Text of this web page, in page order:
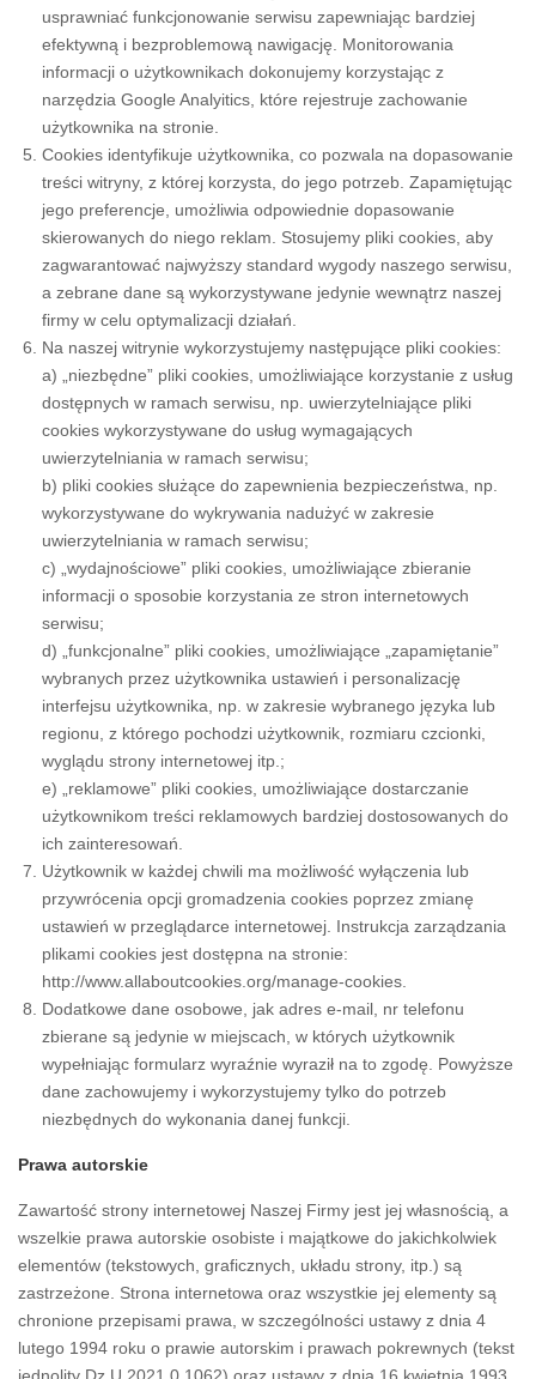
usprawniać funkcjonowanie serwisu zapewniając bardziej
efektywną i bezproblemową nawigację. Monitorowania
informacji o użytkownikach dokonujemy korzystając z
narzędzia Google Analyitics, które rejestruje zachowanie
użytkownika na stronie.
Cookies identyfikuje użytkownika, co pozwala na dopasowanie
treści witryny, z której korzysta, do jego potrzeb. Zapamiętując
jego preferencje, umożliwia odpowiednie dopasowanie
skierowanych do niego reklam. Stosujemy pliki cookies, aby
zagwarantować najwyższy standard wygody naszego serwisu,
a zebrane dane są wykorzystywane jedynie wewnątrz naszej
firmy w celu optymalizacji działań.
Na naszej witrynie wykorzystujemy następujące pliki cookies:
a) „niezbędne” pliki cookies, umożliwiające korzystanie z usług
dostępnych w ramach serwisu, np. uwierzytelniające pliki
cookies wykorzystywane do usług wymagających
uwierzytelniania w ramach serwisu;
b) pliki cookies służące do zapewnienia bezpieczeństwa, np.
wykorzystywane do wykrywania nadużyć w zakresie
uwierzytelniania w ramach serwisu;
c) „wydajnościowe” pliki cookies, umożliwiające zbieranie
informacji o sposobie korzystania ze stron internetowych
serwisu;
d) „funkcjonalne” pliki cookies, umożliwiające „zapamiętanie”
wybranych przez użytkownika ustawień i personalizację
interfejsu użytkownika, np. w zakresie wybranego języka lub
regionu, z którego pochodzi użytkownik, rozmiaru czcionki,
wyglądu strony internetowej itp.;
e) „reklamowe” pliki cookies, umożliwiające dostarczanie
użytkownikom treści reklamowych bardziej dostosowanych do
ich zainteresowań.
Użytkownik w każdej chwili ma możliwość wyłączenia lub
przywrócenia opcji gromadzenia cookies poprzez zmianę
ustawień w przeglądarce internetowej. Instrukcja zarządzania
plikami cookies jest dostępna na stronie:
http://www.allaboutcookies.org/manage-cookies
Dodatkowe dane osobowe, jak adres e-mail, nr telefonu
zbierane są jedynie w miejscach, w których użytkownik
wypełniając formularz wyraźnie wyraził na to zgodę. Powyższe
dane zachowujemy i wykorzystujemy tylko do potrzeb
niezbędnych do wykonania danej funkcji.
Prawa autorskie
Zawartość strony internetowej Naszej Firmy jest jej własnością, a
wszelkie prawa autorskie osobiste i majątkowe do jakichkolwiek
elementów (tekstowych, graficznych, układu strony, itp.) są
zastrzeżone. Strona internetowa oraz wszystkie jej elementy są
chronione przepisami prawa, w szczególności ustawy z dnia 4
lutego 1994 roku o prawie autorskim i prawach pokrewnych (tekst